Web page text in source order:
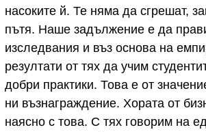
насоките й. Те няма да сгрешат,
пътя. Наше задължение е да
изследвания и въз основа на
резултати от тях да учим
добри практики. Това е от
ни възнаграждение. Хората от
наясно с това. С тях говорим на